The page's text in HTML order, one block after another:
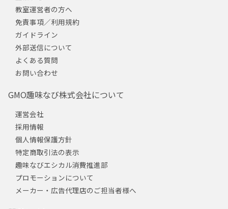
教室運営者の方へ
免責事項／利用規約
ガイドライン
外部送信について
よくある質問
お問い合わせ
GMO趣味なび株式会社について
運営会社
採用情報
個人情報保護方針
特定商取引法の表示
趣味なびエシカル消費推進部
プロモーションについて
メーカー・広告代理店のご担当者様へ